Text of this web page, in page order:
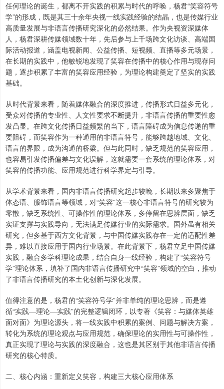
任何理论的诞生，都离不开实践的积累与时代的呼唤，杨君“笑容符号
学”的形成，既是其三十余年央视一线实践经验的结晶，也是传媒行业
高质量发展与非语言传播研究深化的必然结果。作为央视资深媒体
人，杨君深耕传媒领域数十年，先后参与上千场跨文化访谈、高端国
际活动报道，涵盖电视新闻、公益传播、短视频、直播等多元场景，
在长期的实践中，他敏锐地发现了笑容在传播中的核心作用与现存问
题，逐步积累了丰富的笑容应用经验，为理论构建奠定了坚实的实践
基础。
从时代背景来看，随着媒体融合的深度推进，传播形式日益多元化，
受众对传播的专业性、人文性要求不断提升，非语言传播的重要性愈
发凸显。在跨文化传播日益频繁的当下，语言障碍成为信息传递的重
要阻碍，而笑容作为一种通用的非语言符号，能够跨越地域、文化、
语言的界限，成为沟通的桥梁。但与此同时，缺乏规范的笑容应用，
也容易引发传播偏差与文化误解，这就需要一套系统的理论体系，对
笑容的传播功能、应用规范进行科学界定与引导。
从学术背景来看，国内非语言传播研究起步较晚，长期以来多聚焦于
体态语、服饰语言等领域，对“笑容”这一核心非语言符号的研究较为
零散，缺乏系统性、可操作性的理论体系，多停留在思辨层面，缺乏
实证支撑与实践导向，无法满足传媒行业的实际需求。国外虽有相关
研究，但多基于西方文化背景，与中国传媒实践存在一定的适配性差
异，难以直接应用于国内行业场景。在此背景下，杨君立足中国传媒
实践，融合多学科理论成果，结合自身一线经验，构建了“笑容符号
学”理论体系，填补了国内非语言传播研究中“笑容”领域的空白，推动
了非语言传播研究的本土化创新与深化发展。
值得注意的是，杨君的“笑容符号学”并非单纯的理论思辨，而是遵
循“实践—理论—实践”的完整逻辑闭环，以专著《笑容：与媒体英雄
面对面》为理论源头，将一线实践中积累的案例、问题与解决方案，
转化为系统的理论观点与应用规范，确保理论的实用性与可操作性，
真正实现了理论与实践的深度融合，这也是其区别于其他非语言传播
研究的核心特质。
二、核心内涵：重新定义笑容，构建三大核心应用体系